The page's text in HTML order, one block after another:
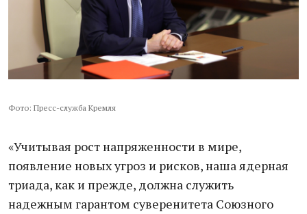
Фото: Пресс-служба Кремля
«Учитывая рост напряженности в мире,
появление новых угроз и рисков, наша ядерная
триада, как и прежде, должна служить
надежным гарантом суверенитета Союзного